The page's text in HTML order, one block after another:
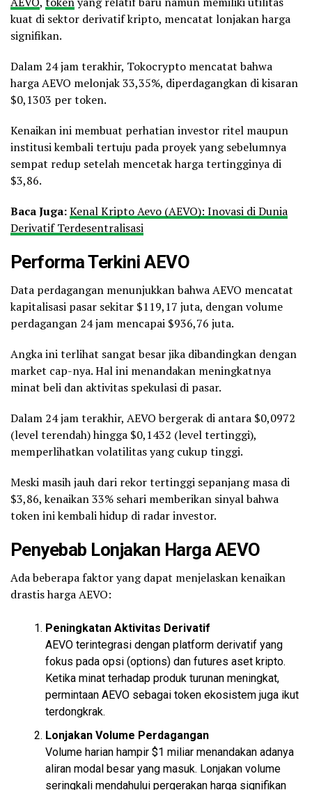
kuat di sektor derivatif kripto, mencatat lonjakan harga
signifikan.
Dalam 24 jam terakhir, Tokocrypto mencatat bahwa
harga AEVO melonjak 33,35%, diperdagangkan di kisaran
$0,1303 per token.
Kenaikan ini membuat perhatian investor ritel maupun
institusi kembali tertuju pada proyek yang sebelumnya
sempat redup setelah mencetak harga tertingginya di
$3,86.
Baca Juga:Kenal Kripto Aevo (AEVO): Inovasi di Dunia
Derivatif Terdesentralisasi
Performa Terkini AEVO
Data perdagangan menunjukkan bahwa AEVO mencatat
kapitalisasi pasar sekitar $119,17 juta, dengan volume
perdagangan 24 jam mencapai $936,76 juta.
Angka ini terlihat sangat besar jika dibandingkan dengan
market cap-nya. Hal ini menandakan meningkatnya
minat beli dan aktivitas spekulasi di pasar.
Dalam 24 jam terakhir, AEVO bergerak di antara $0,0972
(level terendah) hingga $0,1432 (level tertinggi),
memperlihatkan volatilitas yang cukup tinggi.
Meski masih jauh dari rekor tertinggi sepanjang masa di
$3,86, kenaikan 33% sehari memberikan sinyal bahwa
token ini kembali hidup di radar investor.
Penyebab Lonjakan Harga AEVO
Ada beberapa faktor yang dapat menjelaskan kenaikan
drastis harga AEVO:
Peningkatan Aktivitas Derivatif
AEVO terintegrasi dengan platform derivatif yang
fokus pada opsi (options) dan futures aset kripto.
Ketika minat terhadap produk turunan meningkat,
permintaan AEVO sebagai token ekosistem juga ikut
terdongkrak.
Lonjakan Volume Perdagangan
Volume harian hampir $1 miliar menandakan adanya
aliran modal besar yang masuk. Lonjakan volume
seringkali mendahului pergerakan harga signifikan